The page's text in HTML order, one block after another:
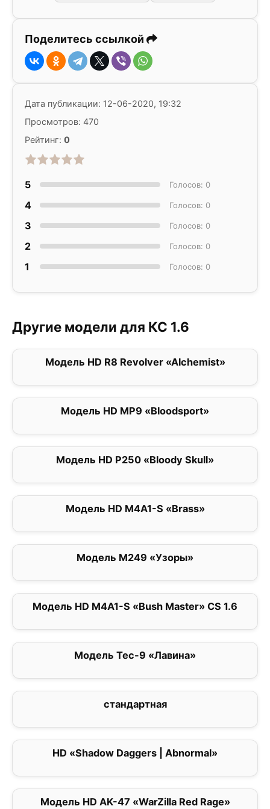
Поделитесь ссылкой
Дата публикации: 12-06-2020, 19:32
Просмотров: 470
Рейтинг: 0
5 Голосов: 0
4 Голосов: 0
3 Голосов: 0
2 Голосов: 0
1 Голосов: 0
Другие модели для КС 1.6
Модель HD R8 Revolver «Alchemist»
Модель HD MP9 «Bloodsport»
Модель HD P250 «Bloody Skull»
Модель HD M4A1-S «Brass»
Модель M249 «Узоры»
Модель HD M4A1-S «Bush Master» CS 1.6
Модель Tec-9 «Лавина»
стандартная
HD «Shadow Daggers | Abnormal»
Модель HD AK-47 «WarZilla Red Rage»